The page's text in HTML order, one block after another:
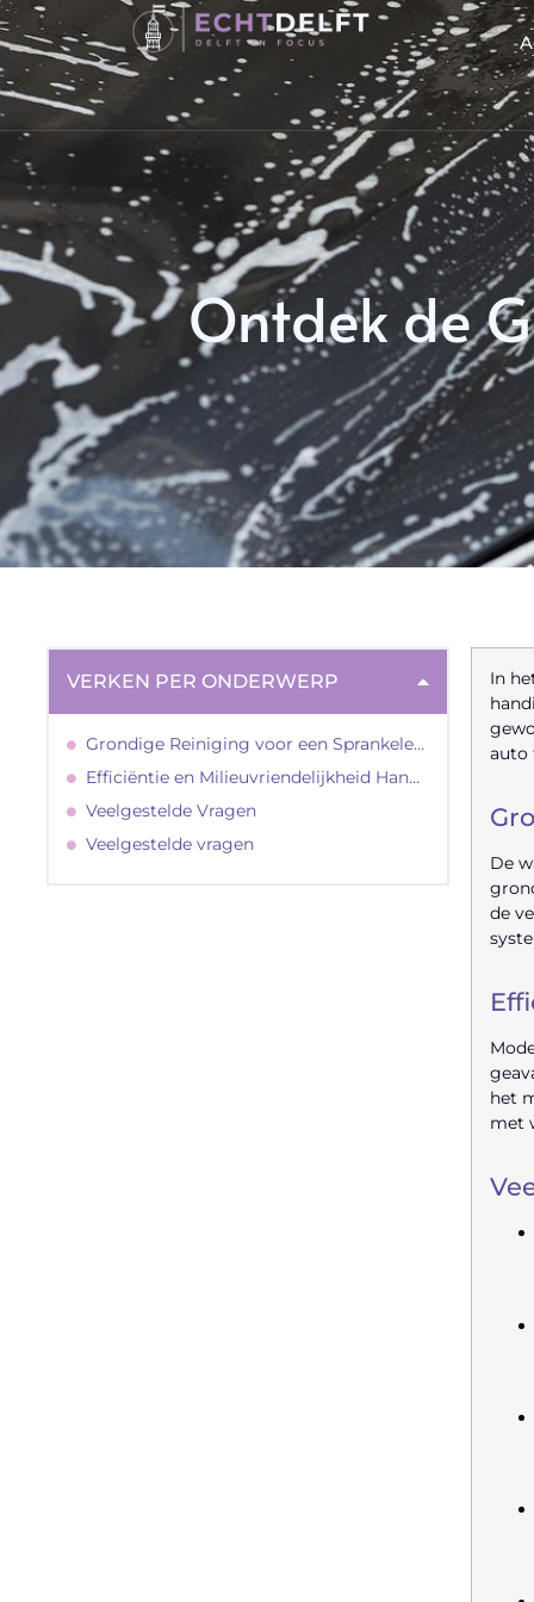
Ontdek de
In
auto
De
de
het
met
VERKEN PER ONDERWERP
Grondige Reiniging voor een Sprankelende Auto
Efficiëntie en Milieuvriendelijkheid Hand in Hand
Veelgestelde Vragen
Veelgestelde vragen